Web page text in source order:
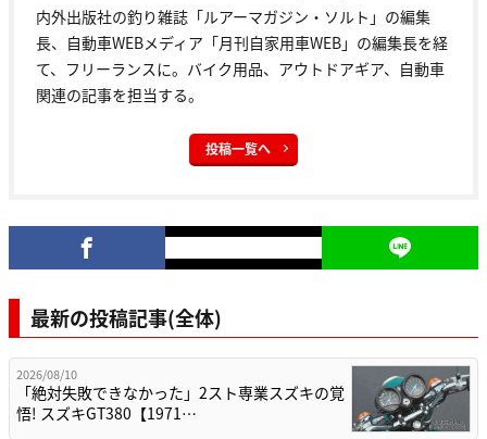
内外出版社の釣り雑誌「ルアーマガジン・ソルト」の編集
長、自動車WEBメディア「月刊自家用車WEB」の編集長を経
て、フリーランスに。バイク用品、アウトドアギア、自動車
関連の記事を担当する。
投稿一覧へ
最新の投稿記事(全体)
2026/08/10
「絶対失敗できなかった」2スト専業スズキの覚
悟! スズキGT380【1971…